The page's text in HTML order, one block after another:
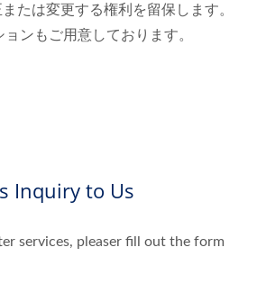
たは変更する権利を留保します。
ンもご用意しております。